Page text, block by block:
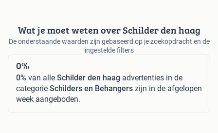
Wat je moet weten over Schilder den haag
De onderstaande waarden zijn gebaseerd op je zoekopdracht en de
ingestelde filters
0%
0% van alle Schilder den haag advertenties in de
categorie Schilders en Behangers zijn in de afgelopen
week aangeboden.